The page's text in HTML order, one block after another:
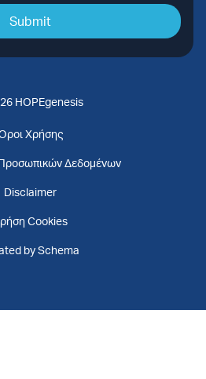
Submit
HOPEgenesis
Χρήσης
Δεδομένων
Disclaimer
Cookies
by Schema